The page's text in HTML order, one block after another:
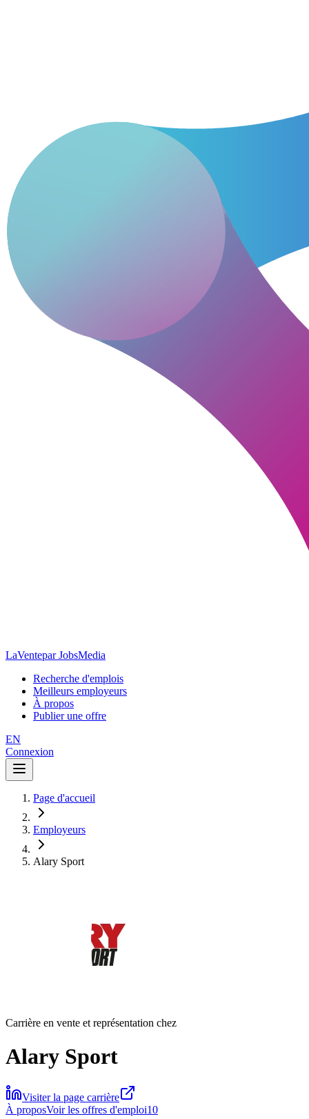
LaVentepar JobsMedia
Recherche d'emplois
Meilleurs employeurs
À propos
Publier une offre
EN
Connexion
Page d'accueil
Employeurs
Alary Sport
Carrière en vente et représentation chez
Alary Sport
Visiter la page carrière
À proposVoir les offres d'emploi10